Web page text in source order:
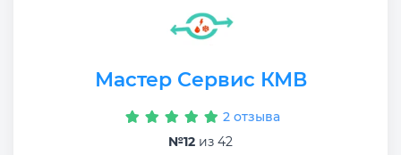
Мастер Сервис КМВ
2 отзыва
№12 из 42